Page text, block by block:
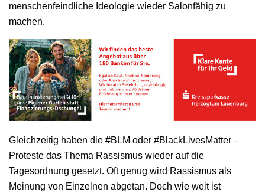
menschenfeindliche Ideologie wieder Salonfähig zu
machen.
Gleichzeitig haben die #BLM oder #BlackLivesMatter –
Proteste das Thema Rassismus wieder auf die
Tagesordnung gesetzt. Oft genug wird Rassismus als
Meinung von Einzelnen abgetan. Doch wie weit ist